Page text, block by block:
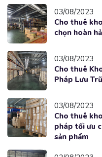
03/08/2023
Cho thuê
chọn hoàn
03/08/2023
Cho thuê
Pháp Lưu
03/08/2023
Cho thuê
pháp tối ưu
sản phẩm